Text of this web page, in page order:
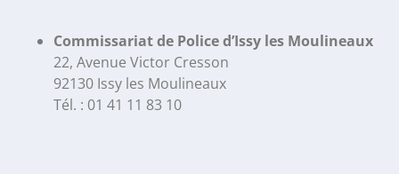
Commissariat de Police d’Issy les Moulineaux
22, Avenue Victor Cresson
92130 Issy les Moulineaux
Tél. : 01 41 11 83 10